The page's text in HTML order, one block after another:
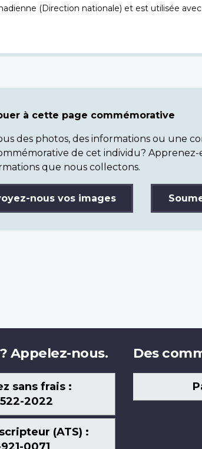
(Direction nationale) et est utilisée
à cette page commémorative
des photos, des informations ou une
de cet individu? Apprenez-
que nous collectons.
nous vos images
Appelez-nous.
sans frais :
2022
(ATS) :
Des